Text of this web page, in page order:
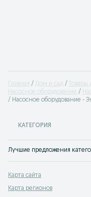
Главная Дом и сад
Насосное оборудование
Насосное оборудование -
КАТЕГОРИЯ
Карта сайта
Карта регионов